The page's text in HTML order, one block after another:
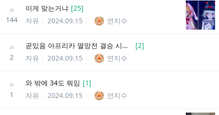
144
이게 맞는거냐 [25]
자유
2024.09.15 연지수
2
곧있음 아프리카 멸망전 결승 시작한다 [2]
자유
2024.09.15 연지수
1
와 밖에 34도 뭐임 [1]
자유
2024.09.15 연지수